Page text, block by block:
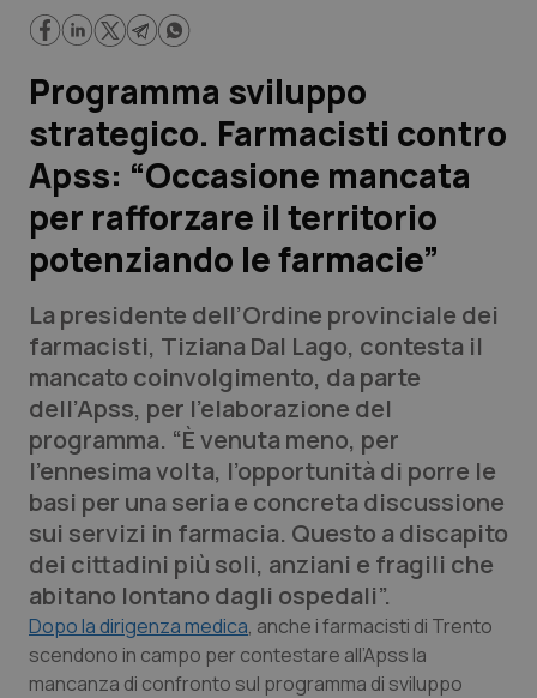
Lavoro e Professioni
Scienza e Farmaci
Studi e Analisi
Lettere al direttore
QS Pro
Professionisti Sanitari.AI
Abruzzo
Basilicata
Calabria
Campania
QS Pro Gold
Artrite & artrosi
Asma & BPCO
Car-T
QS Club Newsletter
Programma sviluppo
strategico. Farmacisti contro
Apss: “Occasione mancata
per rafforzare il territorio
potenziando le farmacie”
La presidente dell’Ordine provinciale dei
farmacisti, Tiziana Dal Lago, contesta il
mancato coinvolgimento, da parte
dell’Apss, per l’elaborazione del
programma. “È venuta meno, per
l’ennesima volta, l’opportunità di porre le
basi per una seria e concreta discussione
sui servizi in farmacia. Questo a discapito
dei cittadini più soli, anziani e fragili che
abitano lontano dagli ospedali”.
Dopo la dirigenza medica, anche i farmacisti di Trento
scendono in campo per contestare all’Apss la
mancanza di confronto sul programma di sviluppo